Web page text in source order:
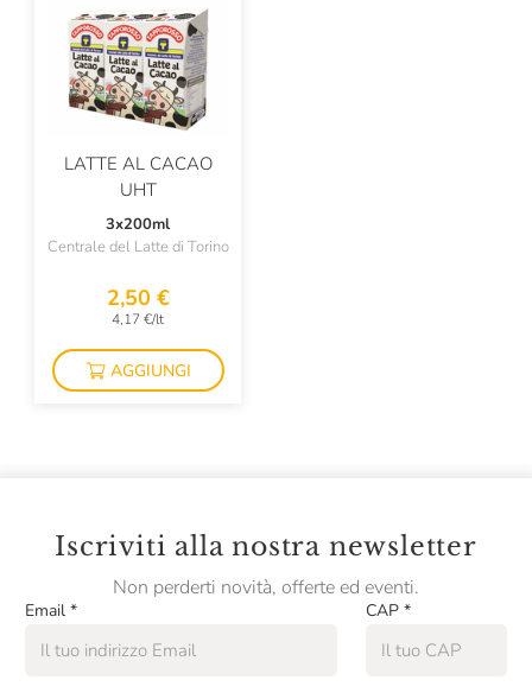
LATTE AL CACAO
UHT
3x200ml
Centrale del Latte di Torino
2,50 €
4,17 €/lt
AGGIUNGI
Iscriviti alla nostra newsletter
Non perderti novità, offerte ed eventi.
Email * CAP *